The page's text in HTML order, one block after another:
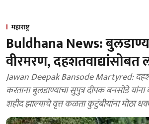
महाराष्ट्र
Buldhana News:
वीरमरण, दहशतवाद्यांसोबत
Jawan Deepak Bansode Martyred:
करताना बुलडाण्याचा सुपुत्र दीपक बनसोडे
शहीद झाल्याचे वृत्त कळता कुटुंबीयांना मोठा